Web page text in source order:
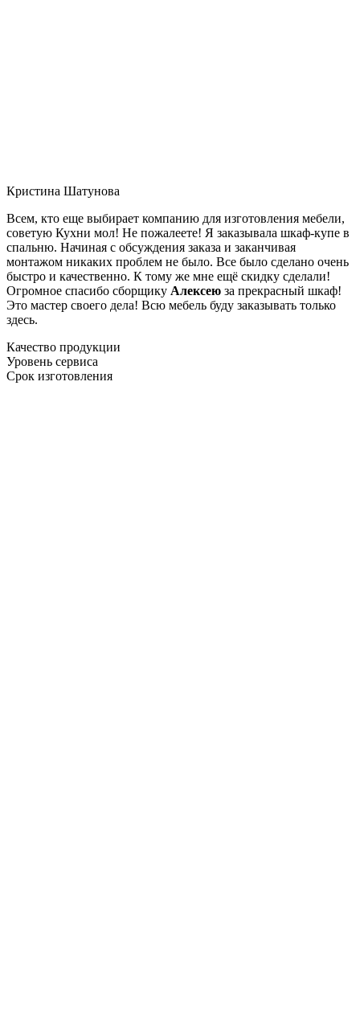
Кристина Шатунова
Всем, кто еще выбирает компанию для изготовления мебели,
советую Кухни мол! Не пожалеете! Я заказывала шкаф-купе в
спальню. Начиная с обсуждения заказа и заканчивая
монтажом никаких проблем не было. Все было сделано очень
быстро и качественно. К тому же мне ещё скидку сделали!
Огромное спасибо сборщику Алексею за прекрасный шкаф!
Это мастер своего дела! Всю мебель буду заказывать только
здесь.
Качество продукции
Уровень сервиса
Срок изготовления